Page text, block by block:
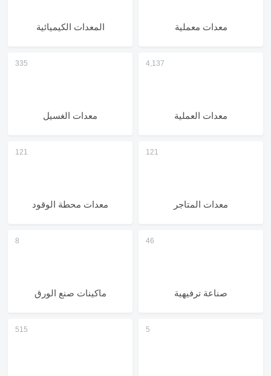
معدات معملية المعدات الكيميائية
معدات العملية معدات الغسيل
معدات المتاجر معدات محطة الوقود
صناعة ترفيهية ماكينات صنع الورق